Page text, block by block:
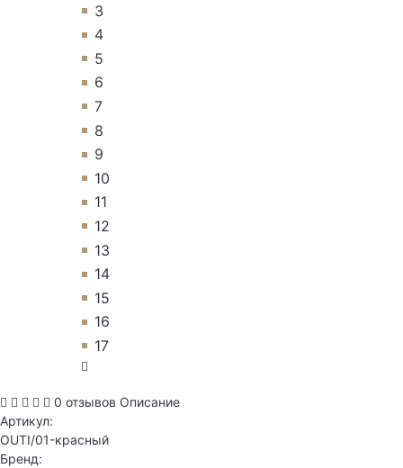
3
4
5
6
7
8
9
10
11
12
13
14
15
16
17
0 отзывов Описание
Артикул:
OUTI/01-красный
Бренд: